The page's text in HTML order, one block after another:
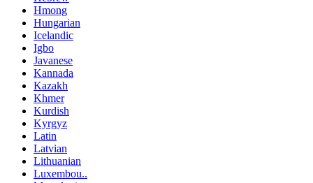
Hmong
Hungarian
Icelandic
Igbo
Javanese
Kannada
Kazakh
Khmer
Kurdish
Kyrgyz
Latin
Latvian
Lithuanian
Luxembou..